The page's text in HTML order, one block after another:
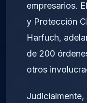
empresarios.
y Protección
Harfuch,
de 200
otros
Judicialmente,